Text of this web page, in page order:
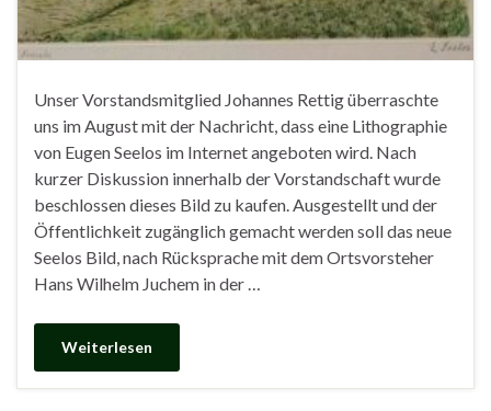
Unser Vorstandsmitglied Johannes Rettig überraschte
uns im August mit der Nachricht, dass eine Lithographie
von Eugen Seelos im Internet angeboten wird. Nach
kurzer Diskussion innerhalb der Vorstandschaft wurde
beschlossen dieses Bild zu kaufen. Ausgestellt und der
Öffentlichkeit zugänglich gemacht werden soll das neue
Seelos Bild, nach Rücksprache mit dem Ortsvorsteher
Hans Wilhelm Juchem in der …
Weiterlesen